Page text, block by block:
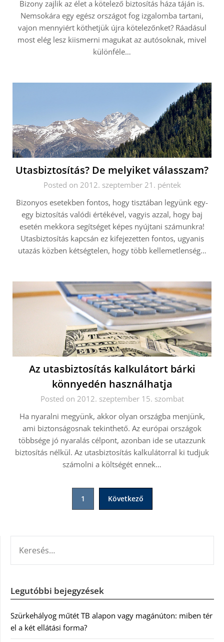
Bizony zajlik az élet a kötelező biztosítás háza táján is.
Nemsokára egy egész országot fog izgalomba tartani,
vajon mennyiért köthetjük újra kötelezőnket? Ráadásul
most elég lesz kiismerni magukat az autósoknak, mivel
különféle…
Utasbiztosítás? De melyiket válasszam?
Posted on 2012. szeptember 21. péntek
Bizonyos esetekben fontos, hogy tisztában legyünk egy-
egy biztosítás valódi értékével, vagyis azzal, hogy baj
esetén mekkora segítséget képes nyújtani számunkra!
Utasbiztosítás kapcsán ez kifejezetten fontos, ugyanis
utazás közben kétségtelen, hogy több kellemetlenség…
Az utasbiztosítás kalkulátort bárki
könnyedén használhatja
Posted on 2012. szeptember 15. szombat
Ha nyaralni megyünk, akkor olyan országba menjünk,
ami biztonságosnak tekinthető. Az európai országok
többsége jó nyaralás célpont, azonban ide se utazzunk
biztosítás nélkül. Az utasbiztosítás kalkulátorral ki tudjuk
számolni a költségét ennek…
1 Következő
Legutóbbi bejegyzések
Szürkehályog műtét TB alapon vagy magánúton: miben tér
el a két ellátási forma?